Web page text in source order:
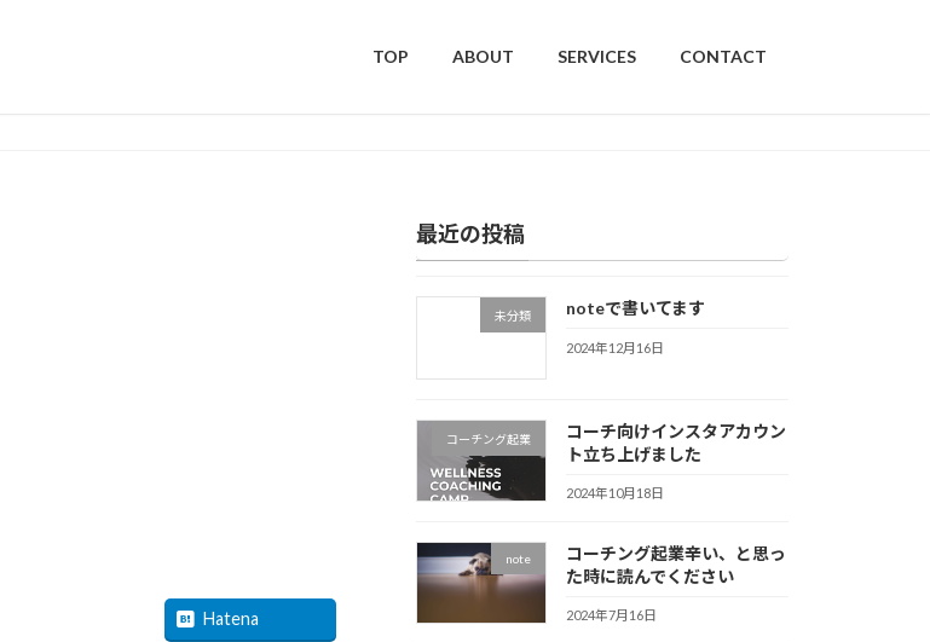
TOP ABOUT SERVICES CONTACT
Hatena
最近の投稿
未分類 noteで書いてます
2024年12月16日
コーチング起業
コーチ向けインスタアカウン
ト立ち上げました
2024年10月18日
note
コーチング起業辛い、と思っ
た時に読んでください
2024年7月16日